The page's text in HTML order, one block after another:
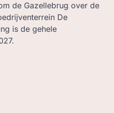
de Gazellebrug over de
De
is de gehele